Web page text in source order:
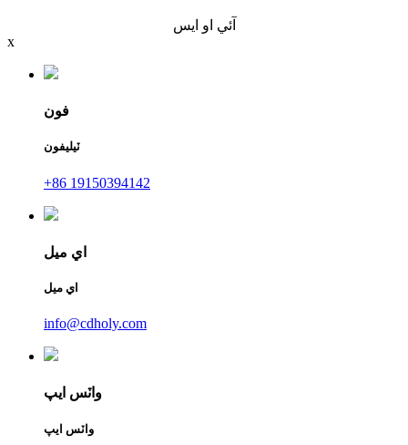
آئي او ايس
x
فون
ٽيليفون
+86 19150394142
اي ميل
اي ميل
info@cdholy.com
واٽس ايپ
واٽس ايپ